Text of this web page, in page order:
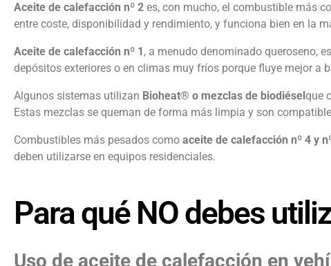
Aceite de calefacción nº 2 es, con mucho, el combustible más
entre coste, disponibilidad y rendimiento, y funciona bien en la
Aceite de calefacción nº 1 , a menudo denominado queroseno,
depósitos exteriores o en climas muy fríos porque fluye mejor a
Algunos sistemas utilizan Bioheat® o mezclas de biodiésel que
Estas mezclas se queman de forma más limpia y son
Combustibles más pesados como aceite de calefacción nº 4 y
deben utilizarse en equipos residenciales.
Para qué NO debes
Uso de aceite de calefacción en